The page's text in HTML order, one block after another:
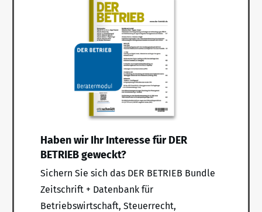
Haben wir Ihr Interesse für DER
BETRIEB geweckt?
Sichern Sie sich das DER BETRIEB Bundle
Zeitschrift + Datenbank für
Betriebswirtschaft, Steuerrecht,